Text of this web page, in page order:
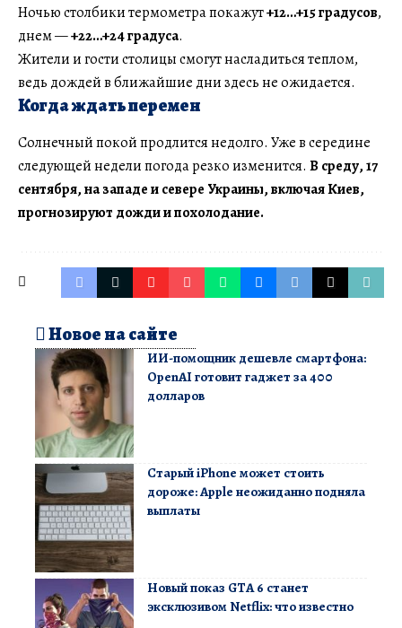
Ночью столбики термометра покажут+12…+15 градусов,
днем —+22…+24 градуса.
Жители и гости столицы смогут насладиться теплом,
ведь дождей в ближайшие дни здесь не ожидается.
Когда ждать перемен
Солнечный покой продлится недолго. Уже в середине
следующей недели погода резко изменится. В среду, 17
сентября, на западе и севере Украины, включая Киев,
прогнозируют дожди и похолодание.
Новое на сайте
ИИ-помощник дешевле смартфона:
OpenAI готовит гаджет за 400
долларов
Старый iPhone может стоить
дороже: Apple неожиданно подняла
выплаты
Новый показ GTA 6 станет
эксклюзивом Netflix: что известно